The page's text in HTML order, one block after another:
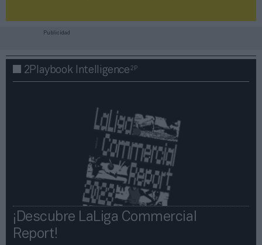
Publicidad
2Playbook Intelligence2P
¡Descubre LaLiga Commercial
Report!​​